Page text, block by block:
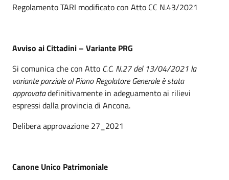
Regolamento TARI modificato con Atto CC N.43/2021
Avviso ai Cittadini – Variante PRG
Si comunica che con Atto C.C. N.27 del 13/04/2021 la
variante parziale al Piano Regolatore Generale è stata
approvatadefinitivamente in adeguamento ai rilievi
espressi dalla provincia di Ancona.
Delibera approvazione 27_2021
Canone Unico Patrimoniale